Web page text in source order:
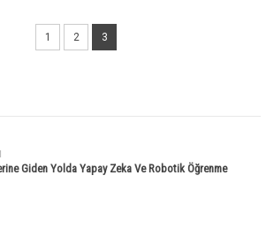
1 2 3
Giden Yolda Yapay Zeka Ve Robotik Öğrenme